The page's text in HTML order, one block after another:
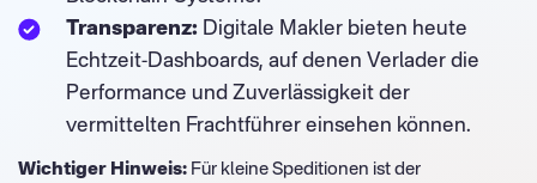
Transparenz: Digitale Makler bieten heute
Echtzeit-Dashboards, auf denen Verlader die
Performance und Zuverlässigkeit der
vermittelten Frachtführer einsehen können.
Wichtiger Hinweis: Für kleine Speditionen ist der